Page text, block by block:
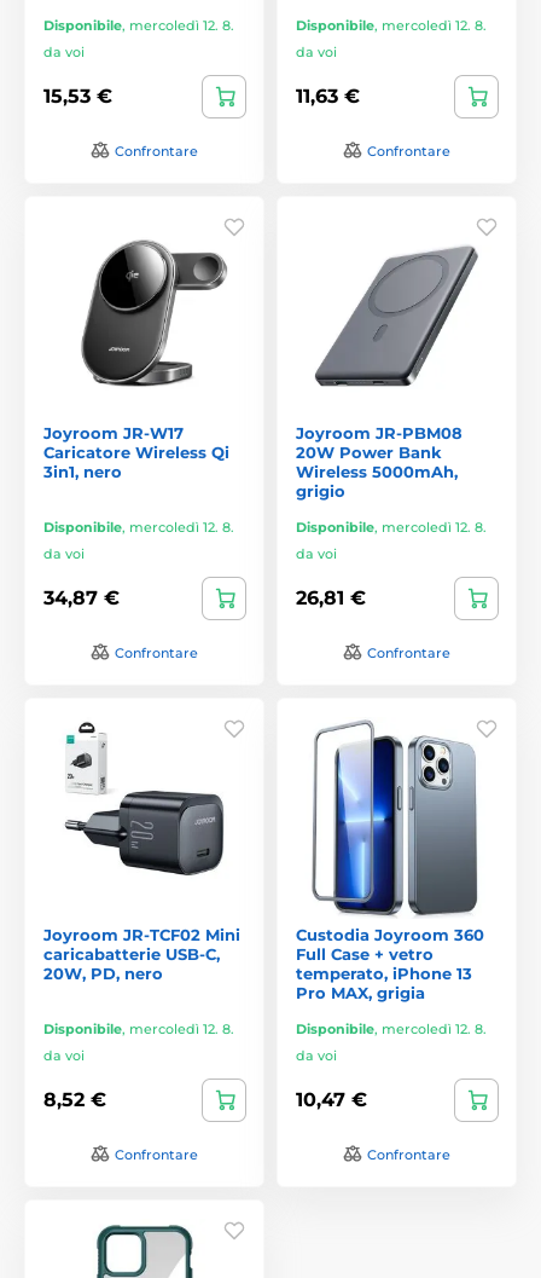
Disponibile, mercoledì 12. 8.
da voi
15,53 €
Confrontare
Disponibile, mercoledì 12. 8.
da voi
11,63 €
Confrontare
Joyroom JR-W17
Caricatore Wireless Qi
3in1, nero
Disponibile, mercoledì 12. 8.
da voi
34,87 €
Confrontare
Joyroom JR-PBM08
20W Power Bank
Wireless 5000mAh,
grigio
Disponibile, mercoledì 12. 8.
da voi
26,81 €
Confrontare
Joyroom JR-TCF02 Mini
caricabatterie USB-C,
20W, PD, nero
Disponibile, mercoledì 12. 8.
da voi
8,52 €
Confrontare
Custodia Joyroom 360
Full Case + vetro
temperato, iPhone 13
Pro MAX, grigia
Disponibile, mercoledì 12. 8.
da voi
10,47 €
Confrontare